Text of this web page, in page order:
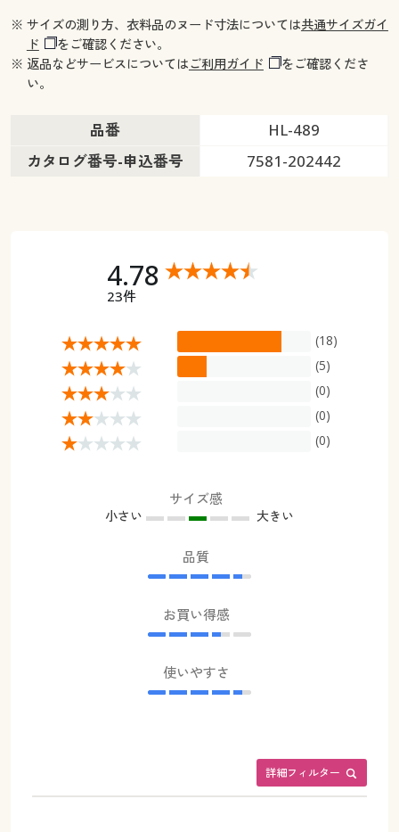
※ サイズの測り方、衣料品のヌード寸法については共通サイズガイ
ド
をご確認ください。
※ 返品などサービスについてはご利用ガイド
をご確認くださ
い。
品番
HL-489
カタログ番号-申込番号
7581-202442
4.78
23件
(18)
(5)
(0)
(0)
(0)
サイズ感
小さい 大きい
品質
お買い得感
使いやすさ
詳細フィルター